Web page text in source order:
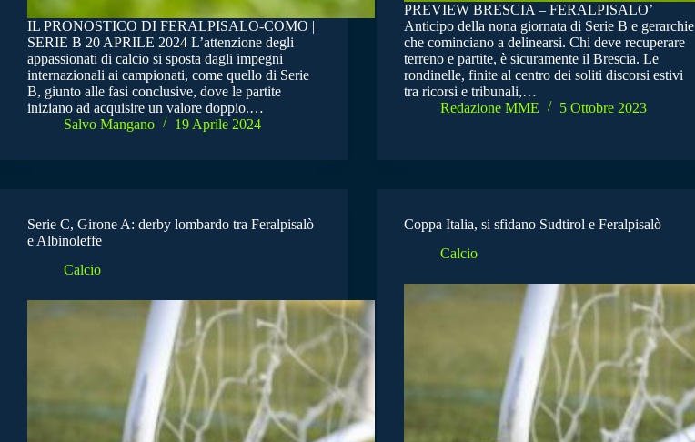
IL PRONOSTICO DI FERALPISALO-COMO |
SERIE B 20 APRILE 2024 L’attenzione degli
appassionati di calcio si sposta dagli impegni
internazionali ai campionati, come quello di Serie
B, giunto alle fasi conclusive, dove le partite
iniziano ad acquisire un valore doppio.…
Salvo Mangano
19 Aprile 2024
PREVIEW BRESCIA – FERALPISALO’
Anticipo della nona giornata di Serie B e gerarchie
che cominciano a delinearsi. Chi deve recuperare
terreno e partite, è sicuramente il Brescia. Le
rondinelle, finite al centro dei soliti discorsi estivi
tra ricorsi e tribunali,…
Redazione MME
5 Ottobre 2023
Serie C, Girone A: derby lombardo tra Feralpisalò
e Albinoleffe
Calcio
Coppa Italia, si sfidano Sudtirol e Feralpisalò
Calcio